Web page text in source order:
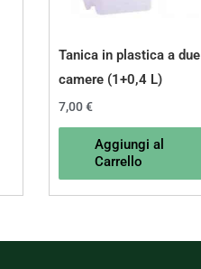
Tanica in plastica a due
camere (1+0,4 L)
7,00€
Aggiungi al
Carrello